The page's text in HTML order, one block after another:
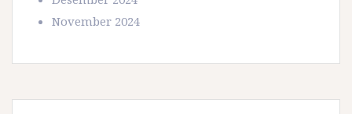
November 2024